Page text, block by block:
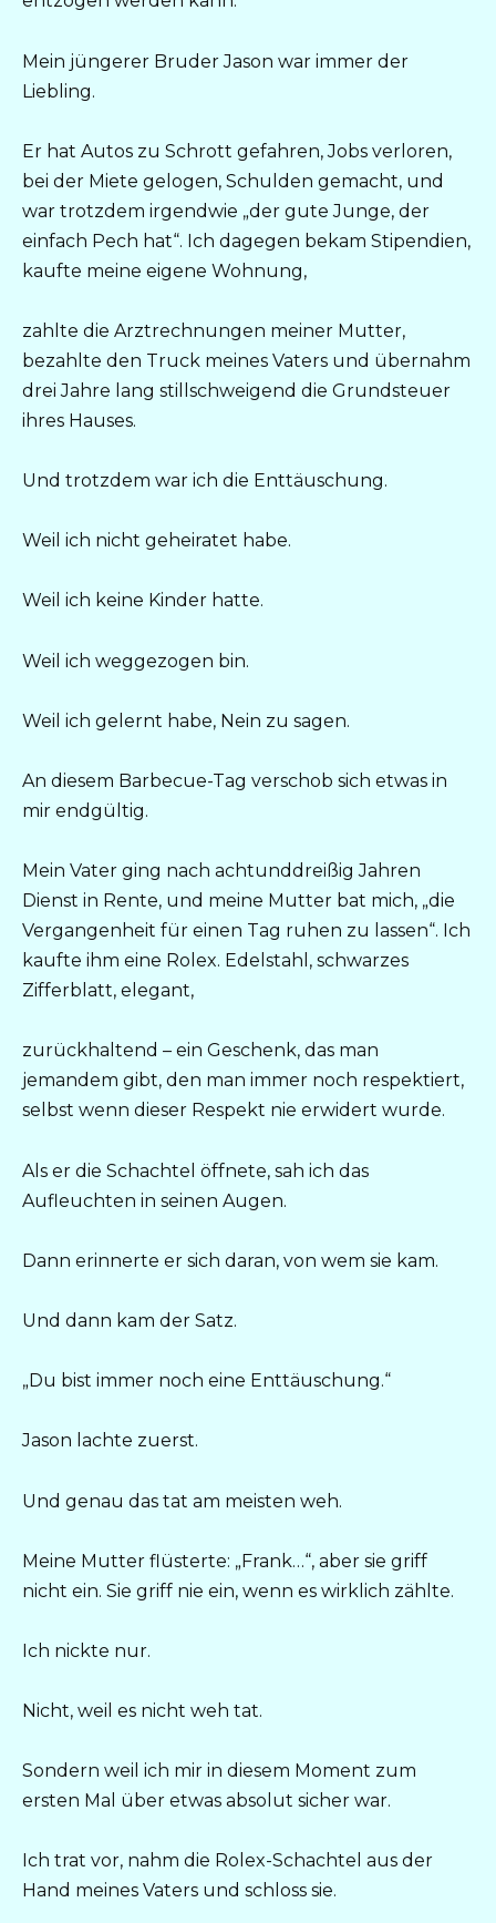
Mein jüngerer Bruder Jason war immer der
Liebling.
Er hat Autos zu Schrott gefahren, Jobs verloren,
bei der Miete gelogen, Schulden gemacht, und
war trotzdem irgendwie „der gute Junge, der
einfach Pech hat“. Ich dagegen bekam Stipendien,
kaufte meine eigene Wohnung,
zahlte die Arztrechnungen meiner Mutter,
bezahlte den Truck meines Vaters und übernahm
drei Jahre lang stillschweigend die Grundsteuer
ihres Hauses.
Und trotzdem war ich die Enttäuschung.
Weil ich nicht geheiratet habe.
Weil ich keine Kinder hatte.
Weil ich weggezogen bin.
Weil ich gelernt habe, Nein zu sagen.
An diesem Barbecue-Tag verschob sich etwas in
mir endgültig.
Mein Vater ging nach achtunddreißig Jahren
Dienst in Rente, und meine Mutter bat mich, „die
Vergangenheit für einen Tag ruhen zu lassen“. Ich
kaufte ihm eine Rolex. Edelstahl, schwarzes
Zifferblatt, elegant,
zurückhaltend – ein Geschenk, das man
jemandem gibt, den man immer noch respektiert,
selbst wenn dieser Respekt nie erwidert wurde.
Als er die Schachtel öffnete, sah ich das
Aufleuchten in seinen Augen.
Dann erinnerte er sich daran, von wem sie kam.
Und dann kam der Satz.
„Du bist immer noch eine Enttäuschung.“
Jason lachte zuerst.
Und genau das tat am meisten weh.
Meine Mutter flüsterte: „Frank…“, aber sie griff
nicht ein. Sie griff nie ein, wenn es wirklich zählte.
Ich nickte nur.
Nicht, weil es nicht weh tat.
Sondern weil ich mir in diesem Moment zum
ersten Mal über etwas absolut sicher war.
Ich trat vor, nahm die Rolex-Schachtel aus der
Hand meines Vaters und schloss sie.